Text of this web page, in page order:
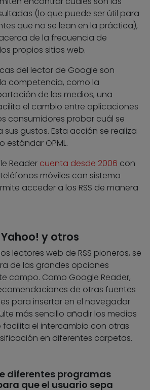
(lo que puede ser útil para
que no se lean en la práctica),
de la frecuencia de
propios sitios web.
del lector de Google son
competencia, como la
de los medios, una
el cambio entre aplicaciones
consumidores probar cuál se
gustos. Esta acción se realiza
estándar OPML.
Reader cuenta desde 2006 con
móviles con sistema
acceder a los RSS de manera
y otros
lectores web de RSS pioneros, se
de las grandes opciones
campo. Como Google Reader,
de otras fuentes
para insertar en el navegador
más sencillo añadir los medios
facilita el intercambio con otras
en diferentes carpetas.
diferentes programas
que el usuario sepa